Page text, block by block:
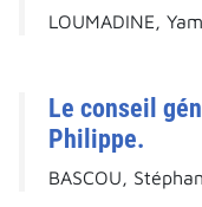
LOUMADINE,
Le conseil
Philippe.
BASCOU,